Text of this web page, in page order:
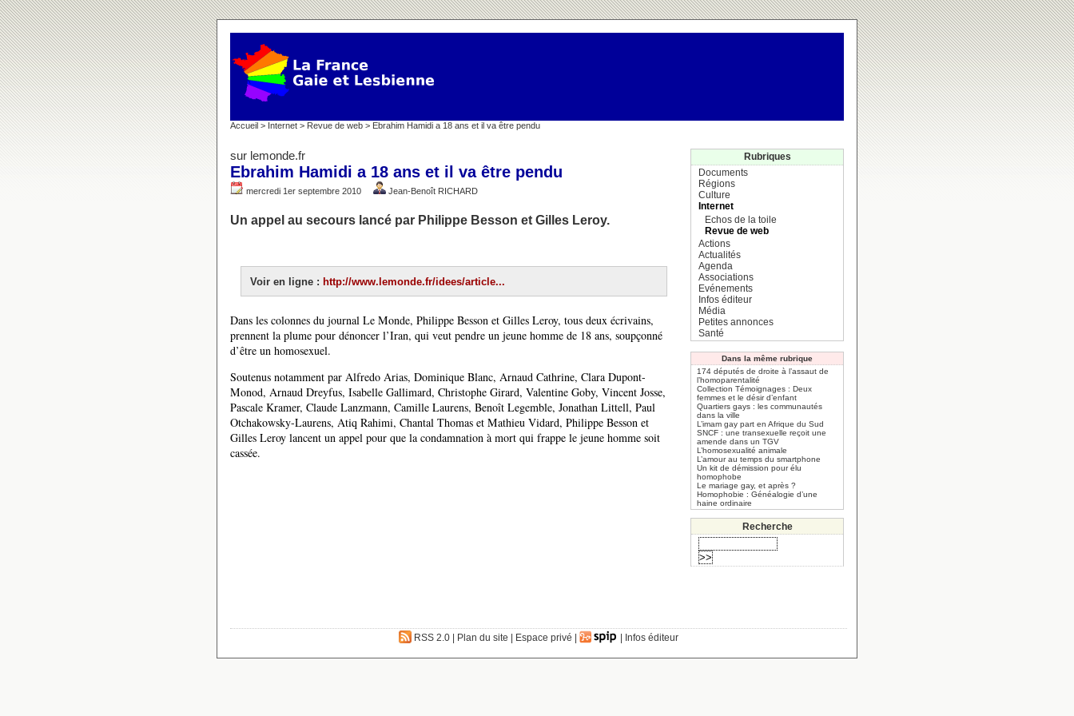
Accueil > Internet > Revue de web > Ebrahim Hamidi a 18 ans et il va être pendu
sur lemonde.fr
Ebrahim Hamidi a 18 ans et il va être pendu
mercredi 1er septembre 2010 Jean-Benoît RICHARD
Un appel au secours lancé par Philippe Besson et Gilles Leroy.
Voir en ligne : http://www.lemonde.fr/idees/article...
Dans les colonnes du journal Le Monde, Philippe Besson et Gilles Leroy, tous deux écrivains,
prennent la plume pour dénoncer l’Iran, qui veut pendre un jeune homme de 18 ans, soupçonné
d’être un homosexuel.
Soutenus notamment par Alfredo Arias, Dominique Blanc, Arnaud Cathrine, Clara Dupont-
Monod, Arnaud Dreyfus, Isabelle Gallimard, Christophe Girard, Valentine Goby, Vincent Josse,
Pascale Kramer, Claude Lanzmann, Camille Laurens, Benoît Legemble, Jonathan Littell, Paul
Otchakowsky-Laurens, Atiq Rahimi, Chantal Thomas et Mathieu Vidard, Philippe Besson et
Gilles Leroy lancent un appel pour que la condamnation à mort qui frappe le jeune homme soit
cassée.
Rubriques
Documents
Régions
Culture
Internet
Echos de la toile
Revue de web
Actions
Actualités
Agenda
Associations
Evénements
Infos éditeur
Média
Petites annonces
Santé
Dans la même rubrique
174 députés de droite à l’assaut de
l’homoparentalité
Collection Témoignages : Deux
femmes et le désir d’enfant
Quartiers gays : les communautés
dans la ville
L’imam gay part en Afrique du Sud
SNCF : une transexuelle reçoit une
amende dans un TGV
L’homosexualité animale
L’amour au temps du smartphone
Un kit de démission pour élu
homophobe
Le mariage gay, et après ?
Homophobie : Généalogie d’une
haine ordinaire
Recherche
RSS 2.0 | Plan du site | Espace privé | | Infos éditeur